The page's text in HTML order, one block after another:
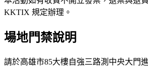
KKTIX 規定辦理。
場地門禁說明
請於高雄市85大樓自強三路測中央大門